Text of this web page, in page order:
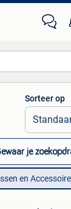
afstanden…
Sorteer op
je
en